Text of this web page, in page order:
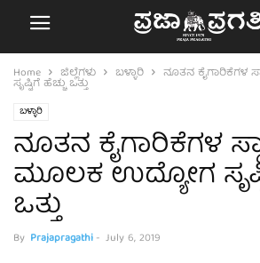
Home ಜಿಲ್ಲೆಗಳು ಬಳ್ಳಾರಿ ನೂತನ
ಸೃಷ್ಟಿಗೆ ಹೆಚ್ಚು ಒತ್ತು
ಬಳ್ಳಾರಿ
ನೂತನ ಕೈಗಾರಿಕೆಗಳ
ಮೂಲಕ ಉದ್ಯೋಗ
ಒತ್ತು
By Prajapragathi- July 6, 2019